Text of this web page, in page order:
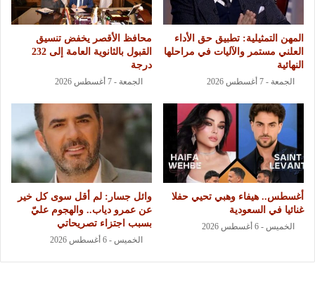
المهن التمثيلية: تطبيق حق الأداء
العلني مستمر والآليات في مراحلها
النهائية
الجمعة - 7 أغسطس 2026
محافظ الأقصر يخفض تنسيق
القبول بالثانوية العامة إلى 232
درجة
الجمعة - 7 أغسطس 2026
أغسطس.. هيفاء وهبي تحيي حفلا
غنائيا في السعودية
الخميس - 6 أغسطس 2026
وائل جسار: لم أقل سوى كل خير
عن عمرو دياب.. والهجوم عليّ
بسبب اجتزاء تصريحاتي
الخميس - 6 أغسطس 2026